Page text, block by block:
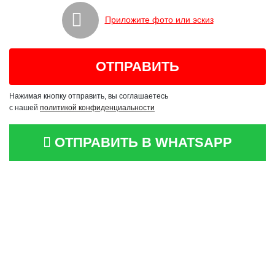
Приложите фото или эскиз
Нажимая кнопку отправить, вы соглашаетесь
с нашей политикой конфиденциальности
ОТПРАВИТЬ В WHATSAPP